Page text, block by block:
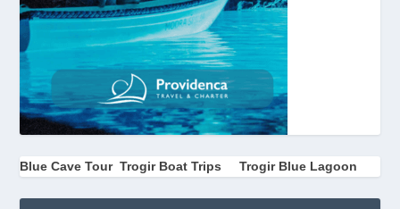
Blue Cave Tour Trogir Boat Trips Trogir Blue Lagoon